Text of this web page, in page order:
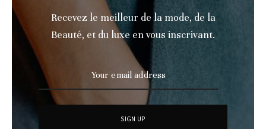
Recevez le meilleur de la mode, de la
Beauté, et du luxe en vous inscrivant.